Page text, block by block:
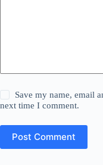
Save my name, email
next time I comment.
Post Comment